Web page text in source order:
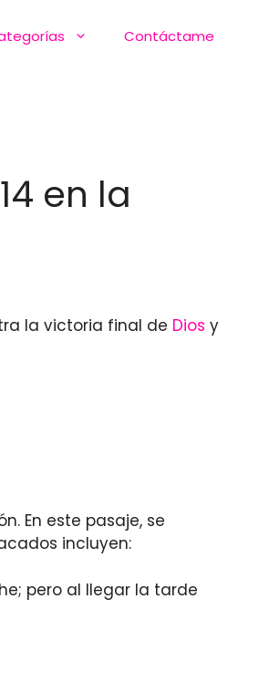
Contáctame
en la
la victoria final de Dios y
En este pasaje, se
incluyen:
pero al llegar la tarde